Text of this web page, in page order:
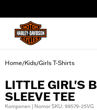
Home/Kids/Girls T-Shirts
LITTLE GIRL'S
SLEEVE TEE
Komponen | Nomor SKU: 99579-25VG